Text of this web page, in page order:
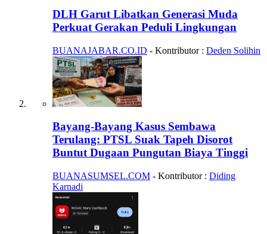
DLH Garut Libatkan Generasi Muda
Perkuat Gerakan Peduli Lingkungan
BUANAJABAR.CO.ID - Kontributor : Deden Solihin
Bayang-Bayang Kasus Sembawa
Terulang: PTSL Suak Tapeh Disorot
Buntut Dugaan Pungutan Biaya Tinggi
BUANASUMSEL.COM - Kontributor : Diding
Karnadi